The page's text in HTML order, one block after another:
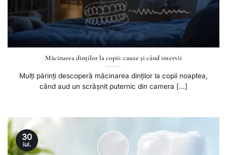
Măcinarea dinților la copii: cauze și când intervii
Mulți părinți descoperă măcinarea dinților la copii noaptea,
când aud un scrâșnit puternic din camera [...]
30
iul.